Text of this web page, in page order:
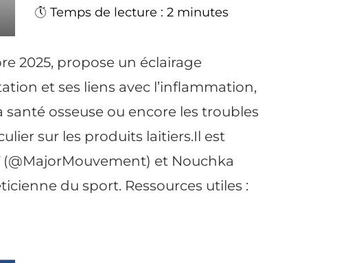
Temps de lecture : 2 minutes
2025, propose un éclairage
et ses liens avec l’inflammation,
osseuse ou encore les troubles
sur les produits laitiers.Il est
(@MajorMouvement) et Nouchka
du sport. Ressources utiles :